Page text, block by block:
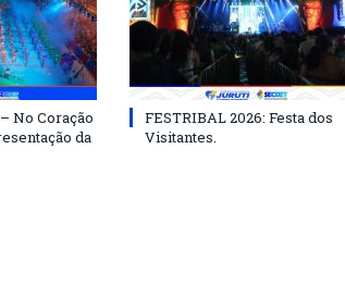
No Coração
da
FESTRIBAL 2026: Festa dos
Visitantes.